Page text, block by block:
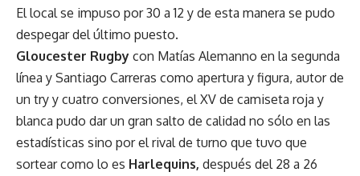
El local se impuso por 30 a 12 y de esta manera se pudo
despegar del último puesto.
Gloucester Rugby con Matías Alemanno en la segunda
línea y Santiago Carreras como apertura y figura, autor de
un try y cuatro conversiones, el XV de camiseta roja y
blanca pudo dar un gran salto de calidad no sólo en las
estadísticas sino por el rival de turno que tuvo que
sortear como lo es Harlequins, después del 28 a 26